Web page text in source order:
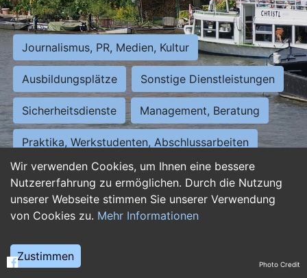
Wir verwenden Cookies, um Ihnen eine bessere
Nutzererfahrung zu ermöglichen. Durch die Nutzung
unserer Webseite stimmen Sie unserer Verwendung
von Cookies zu. Mehr Informationen
Zustimmen
Journalismus, PR, Medien, Kultur
Ausbildungsplätze Sonstige Dienstleistungen
Sicherheitsdienste Management, Beratung
Praktika, Werkstudenten, Abschlussarbeiten
Personalwesen Assistenz, Sekretariat
Hilfskräfte, Aushilfs- und Nebenjobs
Weiterbildung, Studium, duale Ausbildung Photo Credit